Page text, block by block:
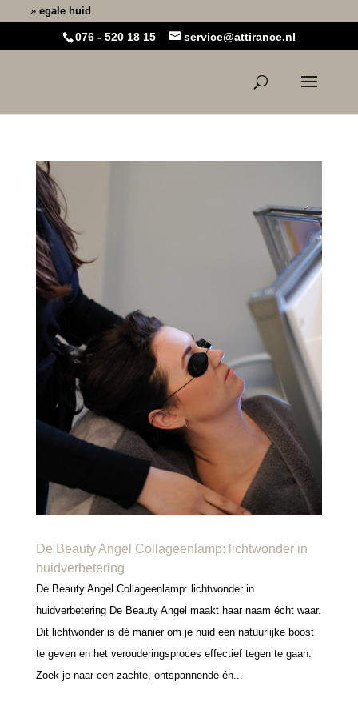
» egale huid
076 - 520 18 15 service@attirance.nl
De Beauty Angel Collageenlamp: lichtwonder in
huidverbetering
De Beauty Angel Collageenlamp: lichtwonder in
huidverbetering De Beauty Angel maakt haar naam écht waar.
Dit lichtwonder is dé manier om je huid een natuurlijke boost
te geven en het verouderingsproces effectief tegen te gaan.
Zoek je naar een zachte, ontspannende én...